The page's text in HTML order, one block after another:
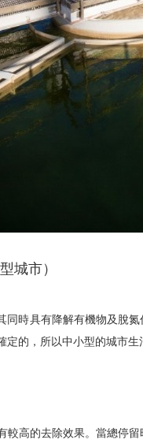
城市）
同時具有降解有機物及脫
定的，所以中小型的城市
較高的去除效果。當總停